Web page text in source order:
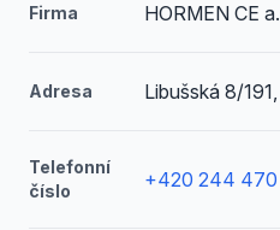
Firma HORMEN CE
Adresa Libušská 8/
Telefonní
číslo
+420 244